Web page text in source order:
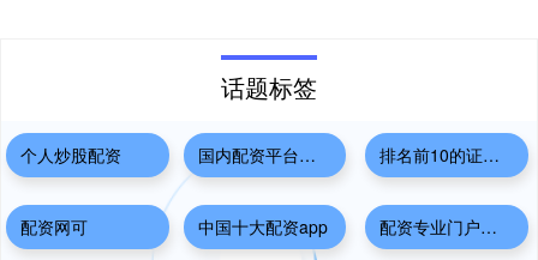
话题标签
个人炒股配资 国内配资平台排名 排名前10的证券公司
配资网可 中国十大配资app 配资专业门户登录入口